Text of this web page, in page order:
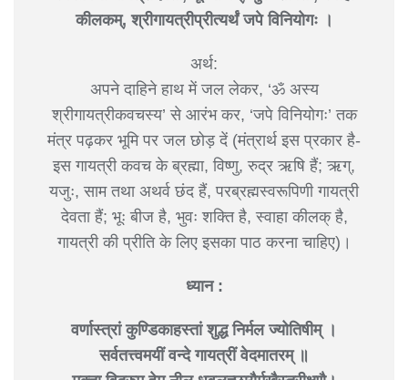
कीलकम्, श्रीगायत्रीप्रीत्यर्थं जपे विनियोगः ।
अर्थ:
अपने दाहिने हाथ में जल लेकर, ‘ॐ अस्य
श्रीगायत्रीकवचस्य’ से आरंभ कर, ‘जपे विनियोगः’ तक
मंत्र पढ़कर भूमि पर जल छोड़ दें (मंत्रार्थ इस प्रकार है-
इस गायत्री कवच के ब्रह्मा, विष्णु, रुद्र ऋषि हैं; ऋग्,
यजुः, साम तथा अथर्व छंद हैं, परब्रह्मस्वरूपिणी गायत्री
देवता हैं; भूः बीज है, भुवः शक्ति है, स्वाहा कीलक् है,
गायत्री की प्रीति के लिए इसका पाठ करना चाहिए)।
ध्यान :
वर्णास्त्रां कुण्डिकाहस्तां शुद्ध निर्मल ज्योतिषीम् ।
सर्वतत्त्वमयीं वन्दे गायत्रीं वेदमातरम् ॥